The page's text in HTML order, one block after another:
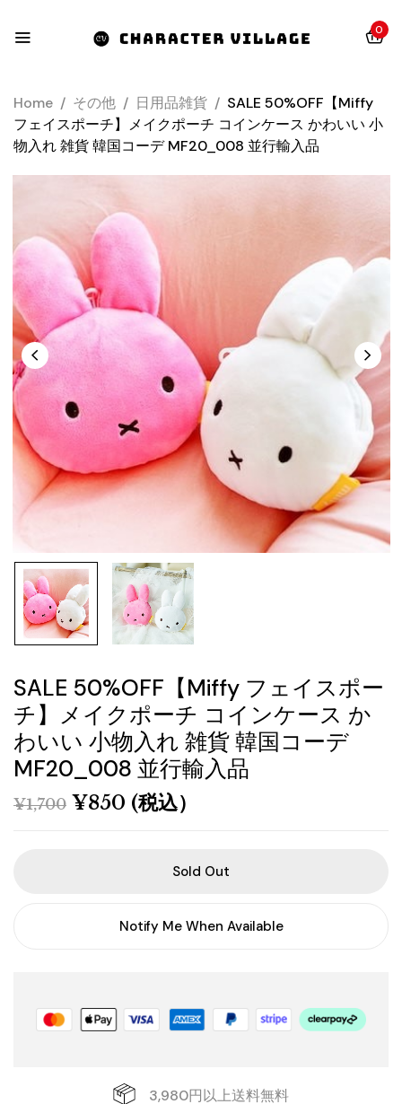
0
Home / その他 / 日用品雑貨 / SALE 50%OFF【miffy
フェイスポーチ】メイクポーチ コインケース かわいい 小
物入れ 雑貨 韓国コーデ MF20_008 並行輸入品
SALE 50%OFF【miffy フェイスポー
チ】メイクポーチ コインケース か
わいい 小物入れ 雑貨 韓国コーデ
MF20_008 並行輸入品
¥1,700 ¥850 (税込）
Sold Out
Notify Me When Available
3,980円以上送料無料